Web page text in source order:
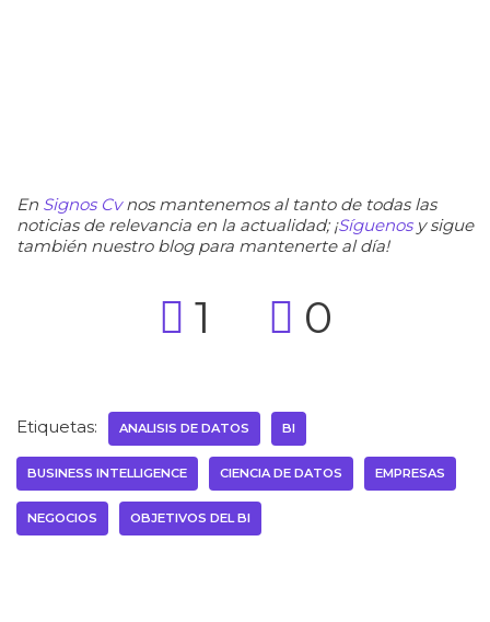
En Signos Cvnos mantenemos al tanto de todas las
noticias de relevancia en la actualidad; ¡Síguenosy sigue
también nuestro blog para mantenerte al día!
1 0
Etiquetas: ANALISIS DE DATOS BI
BUSINESS INTELLIGENCE CIENCIA DE DATOS EMPRESAS
NEGOCIOS OBJETIVOS DEL BI